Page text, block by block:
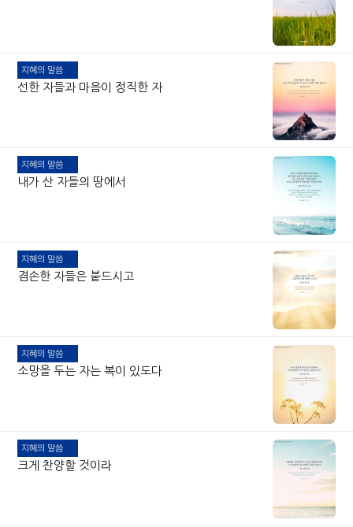
지혜의 말씀
선한 자들과 마음이 정직한 자
지혜의 말씀
내가 산 자들의 땅에서
지혜의 말씀
겸손한 자들은 붙드시고
지혜의 말씀
소망을 두는 자는 복이 있도다
지혜의 말씀
크게 찬양할 것이라